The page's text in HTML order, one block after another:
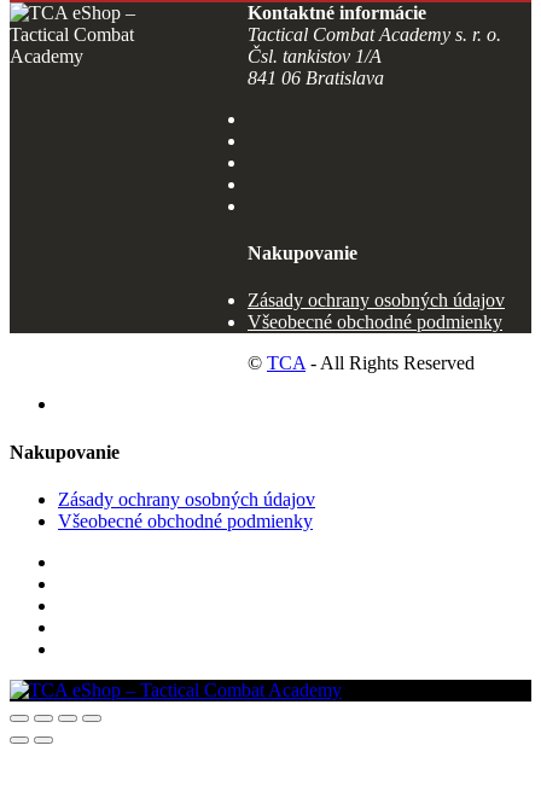
Kontaktné informácie
Tactical Combat Academy s. r. o.
Čsl. tankistov 1/A
841 06 Bratislava
Nakupovanie
Zásady ochrany osobných údajov
Všeobecné obchodné podmienky
© TCA- All Rights Reserved
Nakupovanie
Zásady ochrany osobných údajov
Všeobecné obchodné podmienky